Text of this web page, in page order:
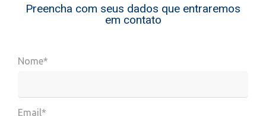
Preencha com seus dados que entraremos
em contato
Nome*
Email*